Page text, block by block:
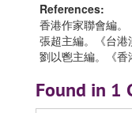
References:
香港作家聯會編。
張超主編。《台港
劉以鬯主編。《香
Found in 1